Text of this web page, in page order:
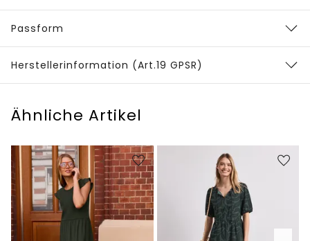
Passform
Herstellerinformation (Art.19 GPSR)
Ähnliche Artikel